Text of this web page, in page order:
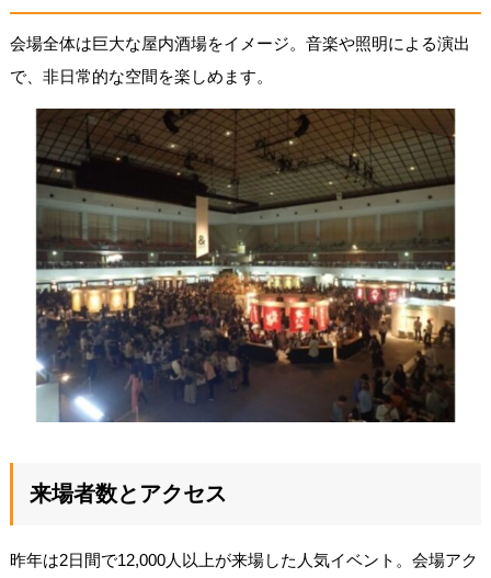
会場全体は巨大な屋内酒場をイメージ。音楽や照明による演出
で、非日常的な空間を楽しめます。
来場者数とアクセス
昨年は2日間で12,000人以上が来場した人気イベント。会場アク